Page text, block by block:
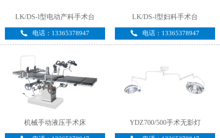
LK/DS-l型电动产科手术台
电话：13365378947
LK/DS-l型妇科手术台
电话：13365378947
机械手动液压手术床 YDZ700/500手术无影灯